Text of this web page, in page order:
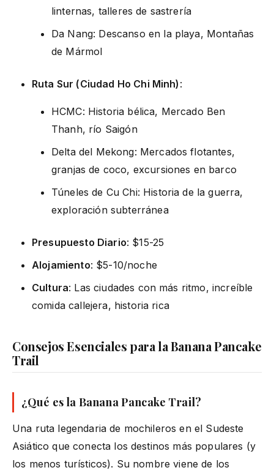
linternas, talleres de sastrería
Da Nang: Descanso en la playa, Montañas
de Mármol
Ruta Sur (Ciudad Ho Chi Minh) :
HCMC: Historia bélica, Mercado Ben
Thanh, río Saigón
Delta del Mekong: Mercados flotantes,
granjas de coco, excursiones en barco
Túneles de Cu Chi: Historia de la guerra,
exploración subterránea
Presupuesto Diario: $15-25
Alojamiento: $5-10/noche
Cultura: Las ciudades con más ritmo, increíble
comida callejera, historia rica
Consejos Esenciales para la Banana Pancake
Trail
¿Qué es la Banana Pancake Trail?
Una ruta legendaria de mochileros en el Sudeste
Asiático que conecta los destinos más populares (y
los menos turísticos). Su nombre viene de los